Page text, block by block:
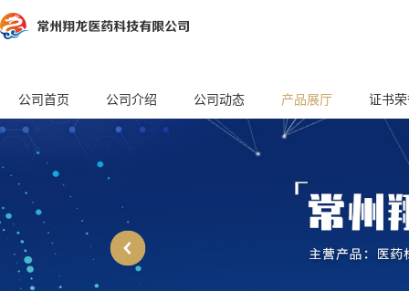
公司首页 公司介绍 公司动态 产品展厅 证书